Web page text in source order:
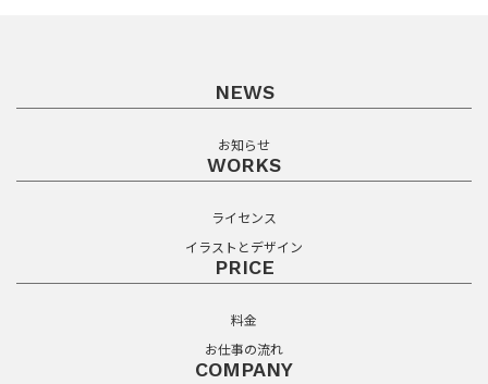
NEWS
お知らせ
WORKS
ライセンス
イラストとデザイン
PRICE
料金
お仕事の流れ
COMPANY